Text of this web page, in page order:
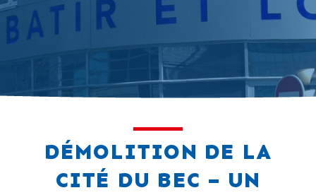
DÉMOLITION DE LA
CITÉ DU BEC – UN